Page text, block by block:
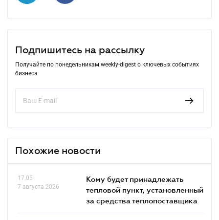
Подпишитесь на рассылку
Получайте по понедельникам weekly-digest о ключевых событиях
бизнеса
Похожие новости
17.05
7 августа 2026
Кому будет принадлежать
тепловой пункт, установленный
за средства теплопоставщика